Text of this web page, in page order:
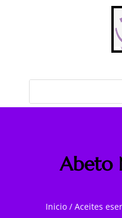
Abeto
Inicio /Aceites